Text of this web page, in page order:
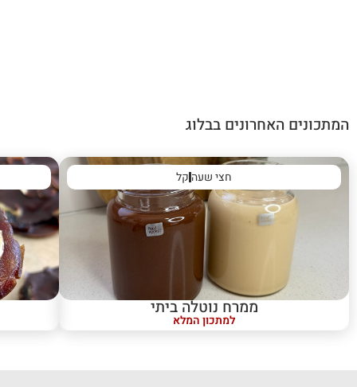
המתכונים האחרונים בבלוג
חצי שעהקל
ממרח נוטלה ביתי
למתכון המלא